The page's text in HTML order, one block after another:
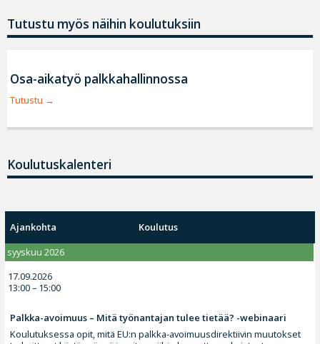
Tutustu myös näihin koulutuksiin
Osa-aikatyö palkkahallinnossa
Tutustu
Koulutuskalenteri
Ajankohta
Koulutus
syyskuu 2026
17.09.2026
13:00 – 15:00
Palkka-avoimuus – Mitä työnantajan tulee tietää? -webinaari
Koulutuksessa opit, mitä EU:n palkka-avoimuusdirektiivin muutokset